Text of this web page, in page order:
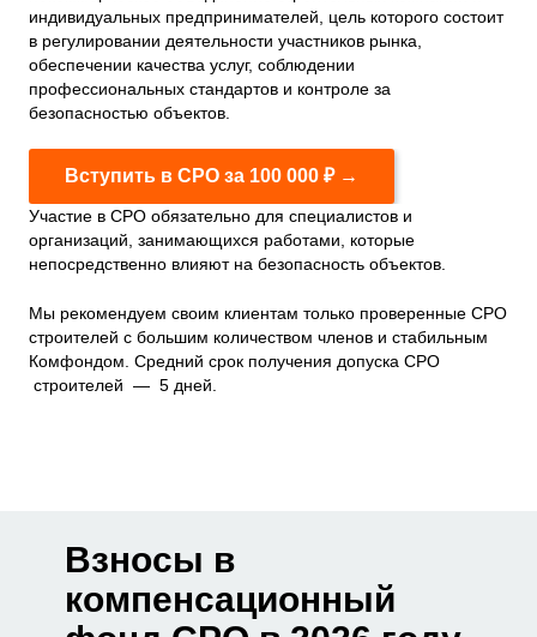
индивидуальных предпринимателей, цель которого состоит
в регулировании деятельности участников рынка,
обеспечении качества услуг, соблюдении
профессиональных стандартов и контроле за
безопасностью объектов.
Вступить в СРО за 100 000 ₽ →
Участие в СРО обязательно для специалистов и
организаций, занимающихся работами, которые
непосредственно влияют на безопасность объектов.
Мы рекомендуем своим клиентам только проверенные СРО
строителей с большим количеством членов и стабильным
Комфондом. Средний срок получения допуска СРО
строителей — 5 дней.
Взносы в
компенсационный